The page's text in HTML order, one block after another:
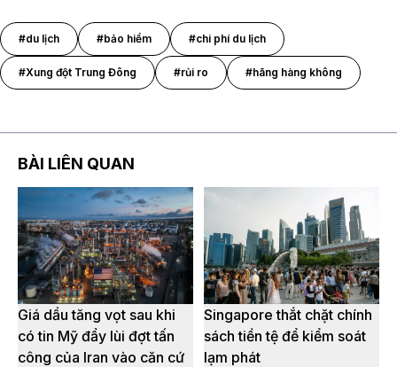
#du lịch #bảo hiểm #chi phí du lịch
#Xung đột Trung Đông #rủi ro #hãng hàng không
BÀI LIÊN QUAN
Giá dầu tăng vọt sau khi
có tin Mỹ đẩy lùi đợt tấn
công của Iran vào căn cứ
Singapore thắt chặt chính
sách tiền tệ để kiểm soát
lạm phát